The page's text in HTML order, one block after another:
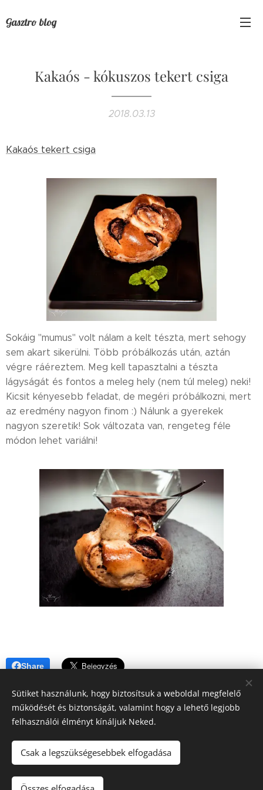
Gasztro blog
Kakaós - kókuszos tekert csiga
2018.03.13
Kakaós tekert csiga
Sokáig "mumus" volt nálam a kelt tészta, mert sehogy
sem akart sikerülni. Több próbálkozás után, aztán
végre ráéreztem. Meg kell tapasztalni a tészta
lágyságát és fontos a meleg hely (nem túl meleg) neki!
Kicsit kényesebb feladat, de megéri próbálkozni, mert
az eredmény nagyon finom :) Nálunk a gyerekek
nagyon szeretik! Sok változata van, rengeteg féle
módon lehet variálni!
Share
A blogban megjelenő tartalomra (receptek, írások, fotók, stb.)
a szerzői jogról szóló 2016. évi XCIII. törvény
vonatkozik.Kérem, hogy felhasználásához kérjen engedélyt!
Sütiket használunk, hogy biztosítsuk a weboldal megfelelő
működését és biztonságát, valamint hogy a lehető legjobb
felhasználói élményt kínáljuk Neked.
Csak a legszükségesebbek elfogadása